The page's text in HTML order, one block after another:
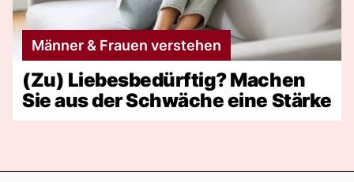
Männer & Frauen verstehen
(Zu) Liebesbedürftig? Machen
Sie aus der Schwäche eine Stärke